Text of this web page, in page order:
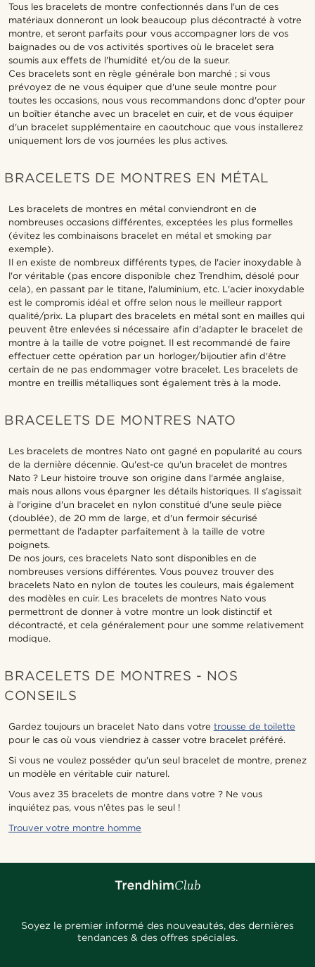
Tous les bracelets de montre confectionnés dans l'un de ces
matériaux donneront un look beaucoup plus décontracté à votre
montre, et seront parfaits pour vous accompagner lors de vos
baignades ou de vos activités sportives où le bracelet sera
soumis aux effets de l'humidité et/ou de la sueur.
Ces bracelets sont en règle générale bon marché ; si vous
prévoyez de ne vous équiper que d'une seule montre pour
toutes les occasions, nous vous recommandons donc d'opter pour
un boîtier étanche avec un bracelet en cuir, et de vous équiper
d'un bracelet supplémentaire en caoutchouc que vous installerez
uniquement lors de vos journées les plus actives.
BRACELETS DE MONTRES EN MÉTAL
Les bracelets de montres en métal conviendront en de
nombreuses occasions différentes, exceptées les plus formelles
(évitez les combinaisons bracelet en métal et smoking par
exemple).
Il en existe de nombreux différents types, de l'acier inoxydable à
l'or véritable (pas encore disponible chez Trendhim, désolé pour
cela), en passant par le titane, l'aluminium, etc. L'acier inoxydable
est le compromis idéal et offre selon nous le meilleur rapport
qualité/prix. La plupart des bracelets en métal sont en mailles qui
peuvent être enlevées si nécessaire afin d'adapter le bracelet de
montre à la taille de votre poignet. Il est recommandé de faire
effectuer cette opération par un horloger/bijoutier afin d'être
certain de ne pas endommager votre bracelet. Les bracelets de
montre en treillis métalliques sont également très à la mode.
BRACELETS DE MONTRES NATO
Les bracelets de montres Nato ont gagné en popularité au cours
de la dernière décennie. Qu'est-ce qu'un bracelet de montres
Nato ? Leur histoire trouve son origine dans l'armée anglaise,
mais nous allons vous épargner les détails historiques. Il s'agissait
à l'origine d'un bracelet en nylon constitué d'une seule pièce
(doublée), de 20 mm de large, et d'un fermoir sécurisé
permettant de l'adapter parfaitement à la taille de votre
poignets.
De nos jours, ces bracelets Nato sont disponibles en de
nombreuses versions différentes. Vous pouvez trouver des
bracelets Nato en nylon de toutes les couleurs, mais également
des modèles en cuir. Les bracelets de montres Nato vous
permettront de donner à votre montre un look distinctif et
décontracté, et cela généralement pour une somme relativement
modique.
BRACELETS DE MONTRES - NOS
CONSEILS
Gardez toujours un bracelet Nato dans votre trousse de toilette
pour le cas où vous viendriez à casser votre bracelet préféré.
Si vous ne voulez posséder qu'un seul bracelet de montre, prenez
un modèle en véritable cuir naturel.
Vous avez 35 bracelets de montre dans votre ? Ne vous
inquiétez pas, vous n'êtes pas le seul !
Trouver votre montre homme
Soyez le premier informé des nouveautés, des dernières
tendances & des offres spéciales.